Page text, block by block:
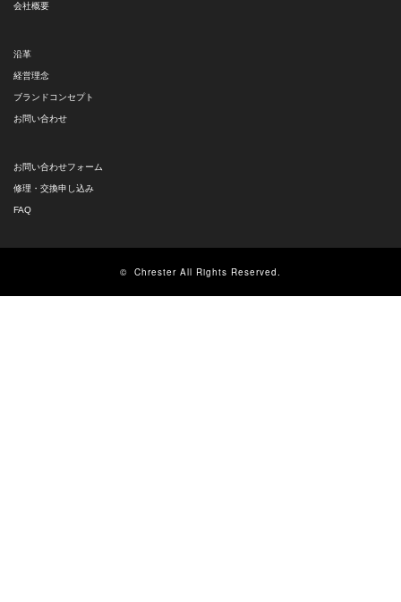
会社概要
沿革
経営理念
ブランドコンセプト
お問い合わせ
お問い合わせフォーム
修理・交換申し込み
FAQ
© Chrester All Rights Reserved.